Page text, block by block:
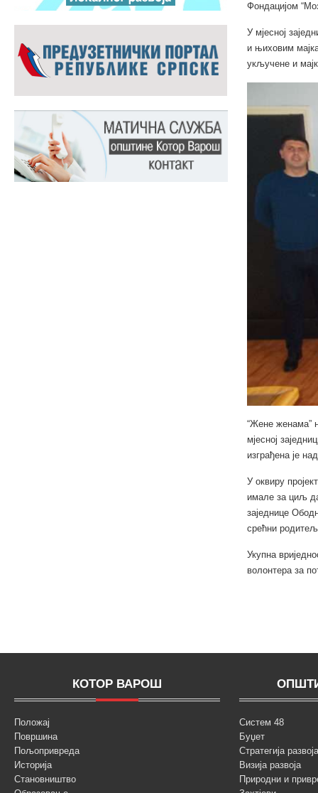
Фондацијом
У мјесној
и њиховим
укључене и
“Жене женама”
мјесној
изграђена је
У оквиру
имале за циљ
заједнице
срећни
Укупна
волонтера за
КОТОР ВАРОШ
Положај
Површина
Пољопривреда
Историја
Становништво
Систем 48
Буџет
Стратегија
Визија развоја
Природни и